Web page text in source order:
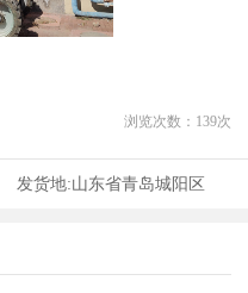
浏览次数： 139次
发货地:山东省青岛城阳区